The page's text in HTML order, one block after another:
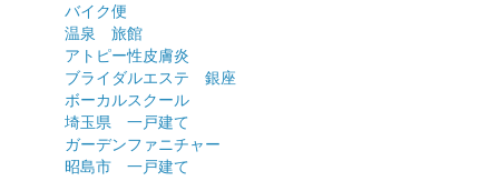
バイク便
温泉 旅館
アトピー性皮膚炎
ブライダルエステ 銀座
ボーカルスクール
埼玉県 一戸建て
ガーデンファニチャー
昭島市 一戸建て